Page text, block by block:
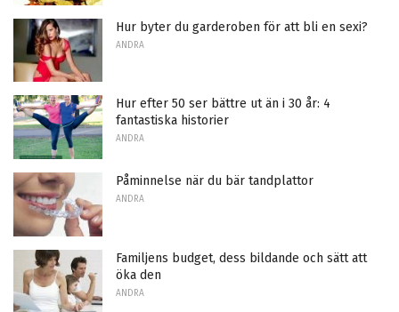
Hur byter du garderoben för att bli en sexi?
ANDRA
Hur efter 50 ser bättre ut än i 30 år: 4
fantastiska historier
ANDRA
Påminnelse när du bär tandplattor
ANDRA
Familjens budget, dess bildande och sätt att
öka den
ANDRA